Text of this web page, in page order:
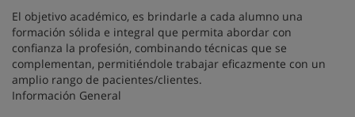
El objetivo académico, es brindarle a cada alumno una
formación sólida e integral que permita abordar con
confianza la profesión, combinando técnicas que se
complementan, permitiéndole trabajar eficazmente con un
amplio rango de pacientes/clientes.
Información General